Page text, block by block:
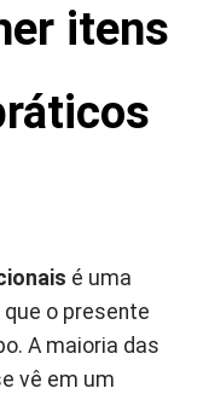
itens
é uma
o presente
A maioria das
vê em um